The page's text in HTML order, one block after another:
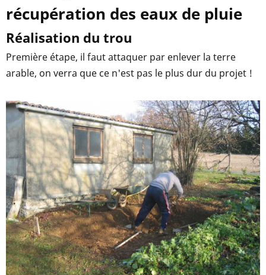
récupération des eaux de pluie
Réalisation du trou
Première étape, il faut attaquer par enlever la terre
arable, on verra que ce n'est pas le plus dur du projet !